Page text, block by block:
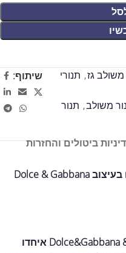
משולב גז, תנורי
משולב, תנור
שיתוף:
ביטולים והחזרות
TR90DGC9 תנור משולב עם כיריים בעיצוב Dolce & Gabbana
שני מותגי העל האיטלקיים Dolce&Gabbana & Smeg איחדו